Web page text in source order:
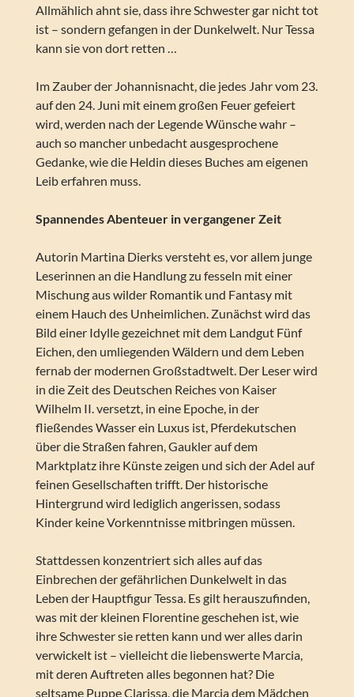
Allmählich ahnt sie, dass ihre Schwester gar nicht tot
ist – sondern gefangen in der Dunkelwelt. Nur Tessa
kann sie von dort retten …
Im Zauber der Johannisnacht, die jedes Jahr vom 23.
auf den 24. Juni mit einem großen Feuer gefeiert
wird, werden nach der Legende Wünsche wahr –
auch so mancher unbedacht ausgesprochene
Gedanke, wie die Heldin dieses Buches am eigenen
Leib erfahren muss.
Spannendes Abenteuer in vergangener Zeit
Autorin Martina Dierks versteht es, vor allem junge
Leserinnen an die Handlung zu fesseln mit einer
Mischung aus wilder Romantik und Fantasy mit
einem Hauch des Unheimlichen. Zunächst wird das
Bild einer Idylle gezeichnet mit dem Landgut Fünf
Eichen, den umliegenden Wäldern und dem Leben
fernab der modernen Großstadtwelt. Der Leser wird
in die Zeit des Deutschen Reiches von Kaiser
Wilhelm II. versetzt, in eine Epoche, in der
fließendes Wasser ein Luxus ist, Pferdekutschen
über die Straßen fahren, Gaukler auf dem
Marktplatz ihre Künste zeigen und sich der Adel auf
feinen Gesellschaften trifft. Der historische
Hintergrund wird lediglich angerissen, sodass
Kinder keine Vorkenntnisse mitbringen müssen.
Stattdessen konzentriert sich alles auf das
Einbrechen der gefährlichen Dunkelwelt in das
Leben der Hauptfigur Tessa. Es gilt herauszufinden,
was mit der kleinen Florentine geschehen ist, wie
ihre Schwester sie retten kann und wer alles darin
verwickelt ist – vielleicht die liebenswerte Marcia,
mit deren Auftreten alles begonnen hat? Die
seltsame Puppe Clarissa, die Marcia dem Mädchen